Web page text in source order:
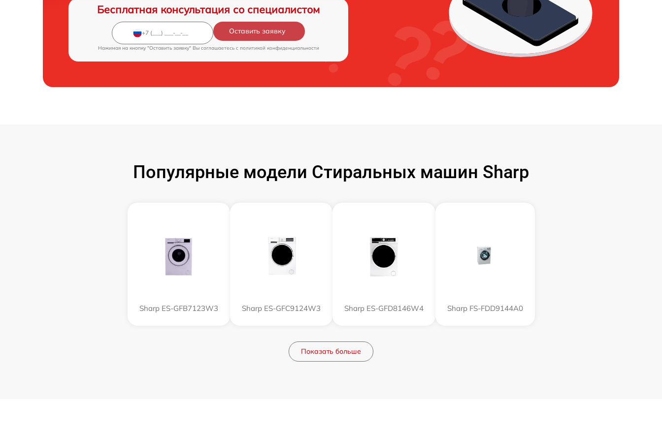
Бесплатная консультация со специалистом
Оставить заявку
Нажимая на кнопку "Оставить заявку" Вы соглашаетесь c политикой конфиденциальности
Популярные модели Стиральных машин Sharp
Sharp ES-GFB7123W3 Sharp ES-GFC9124W3 Sharp ES-GFD8146W4 Sharp FS-FDD9144A0
Показать больше